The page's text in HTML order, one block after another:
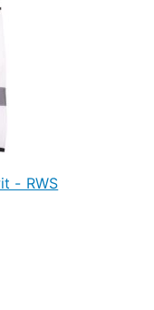
- RWS